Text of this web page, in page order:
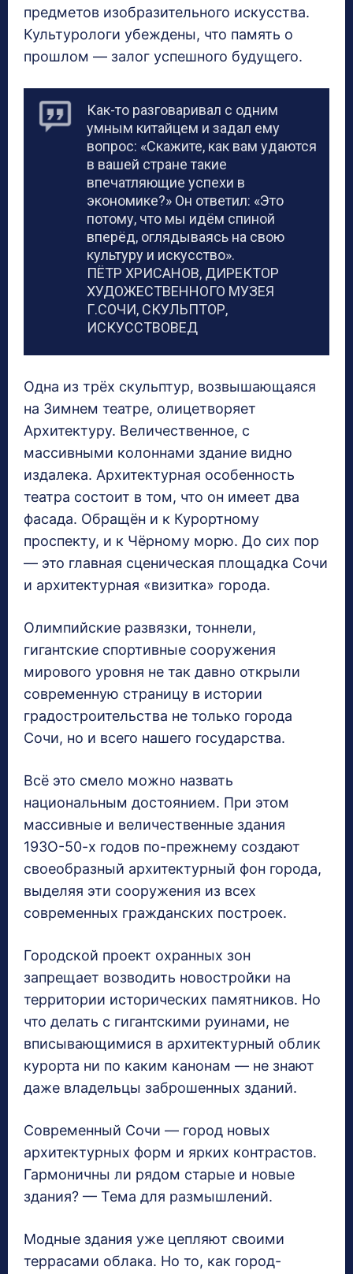
предметов изобразительного искусства.
Культурологи убеждены, что память о
прошлом — залог успешного будущего.
Как-то разговаривал с одним
умным китайцем и задал ему
вопрос: «Скажите, как вам удаются
в вашей стране такие
впечатляющие успехи в
экономике?» Он ответил: «Это
потому, что мы идём спиной
вперёд, оглядываясь на свою
культуру и искусство».
ПЁТР ХРИСАНОВ, ДИРЕКТОР
ХУДОЖЕСТВЕННОГО МУЗЕЯ
Г.СОЧИ, СКУЛЬПТОР,
ИСКУССТВОВЕД
Одна из трёх скульптур, возвышающаяся
на Зимнем театре, олицетворяет
Архитектуру. Величественное, с
массивными колоннами здание видно
издалека. Архитектурная особенность
театра состоит в том, что он имеет два
фасада. Обращён и к Курортному
проспекту, и к Чёрному морю. До сих пор
— это главная сценическая площадка Сочи
и архитектурная «визитка» города.
Олимпийские развязки, тоннели,
гигантские спортивные сооружения
мирового уровня не так давно открыли
современную страницу в истории
градостроительства не только города
Сочи, но и всего нашего государства.
Всё это смело можно назвать
национальным достоянием. При этом
массивные и величественные здания
19ЗО-50-х годов по-прежнему создают
своеобразный архитектурный фон города,
выделяя эти сооружения из всех
современных гражданских построек.
Городской проект охранных зон
запрещает возводить новостройки на
территории исторических памятников. Но
что делать с гигантскими руинами, не
вписывающимися в архитектурный облик
курорта ни по каким канонам — не знают
даже владельцы заброшенных зданий.
Современный Сочи — город новых
архитектурных форм и ярких контрастов.
Гармоничны ли рядом старые и новые
здания? — Тема для размышлений.
Модные здания уже цепляют своими
террасами облака. Но то, как город-